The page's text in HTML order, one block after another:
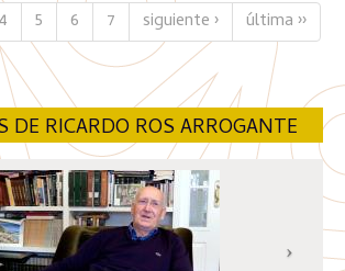
4 5 6 7 siguiente › última ››
DE RICARDO ROS ARROGANTE